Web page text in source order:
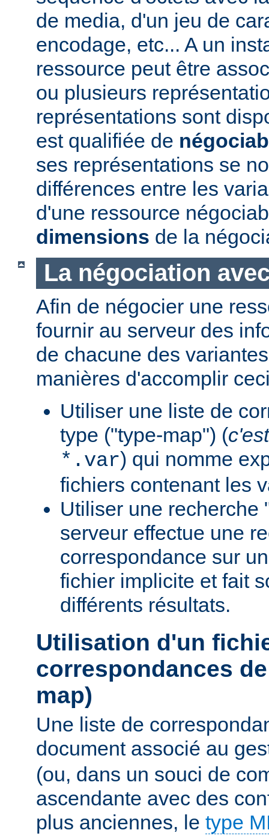
de media, d'un jeu de
encodage, etc... A un
ressource peut être
ou plusieurs
représentations sont
est qualifiée de
ses représentations se
différences entre les
d'une ressource
dimensions de la
La négociation
Afin de négocier une
fournir au serveur des
de chacune des
manières d'accomplir
Utiliser une liste de
type ("type-map") (
*.var) qui nomme
fichiers contenant les
Utiliser une recherche
serveur effectue une
correspondance sur
fichier implicite et fait
différents résultats.
Utilisation d'un
correspondances
map)
Une liste de
document associé au
(ou, dans un souci de
ascendante avec des
plus anciennes, le type